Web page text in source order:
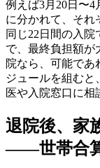
例えば3月20日〜4
に分かれて、それ
同じ22日間の入
で、最終負担額が
院なら、可能であ
ジュールを組むと
医や入院窓口に相
退院後、家
——世帯合